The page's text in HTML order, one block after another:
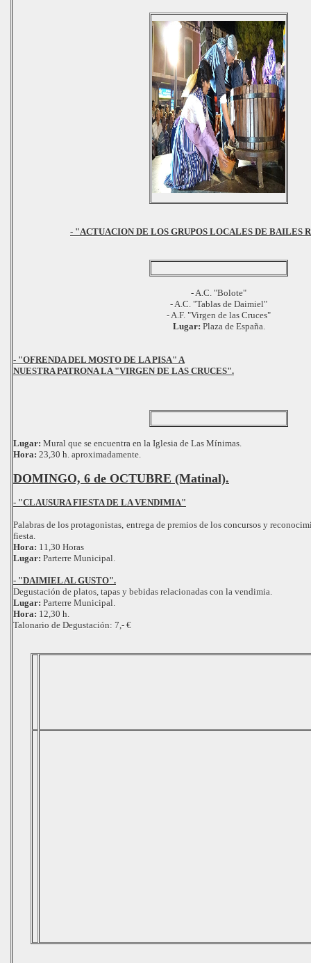
- "ACTUACION DE LOS GRUPOS LOCALES DE BAILES
- A.C. "Bolote"
- A.C. "Tablas de Daimiel"
- A.F. "Virgen de las Cruces"
Lugar: Plaza de España.
- "OFRENDA DEL MOSTO DE LA PISA" A
NUESTRA PATRONA LA "VIRGEN DE LAS CRUCES".
Lugar: Mural que se encuentra en la Iglesia de Las Mínimas.
Hora: 23,30 h. aproximadamente.
DOMINGO, 6 de OCTUBRE (Matinal).
- "CLAUSURA FIESTA DE LA VENDIMIA"
Palabras de los protagonistas, entrega de premios de los concursos y
fiesta.
Hora: 11,30 Horas
Lugar: Parterre Municipal.
- "DAIMIEL AL GUSTO".
Degustación de platos, tapas y bebidas relacionadas con la vendimia.
Lugar: Parterre Municipal.
Hora: 12,30 h.
Talonario de Degustación: 7,- €